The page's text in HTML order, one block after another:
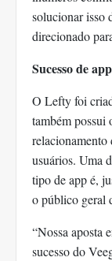
solucionar isso
direcionado
Sucesso de
O Lefty foi
também possui
relacionamento
usuários. Uma
tipo de app é,
o público geral
“Nossa aposta
sucesso do